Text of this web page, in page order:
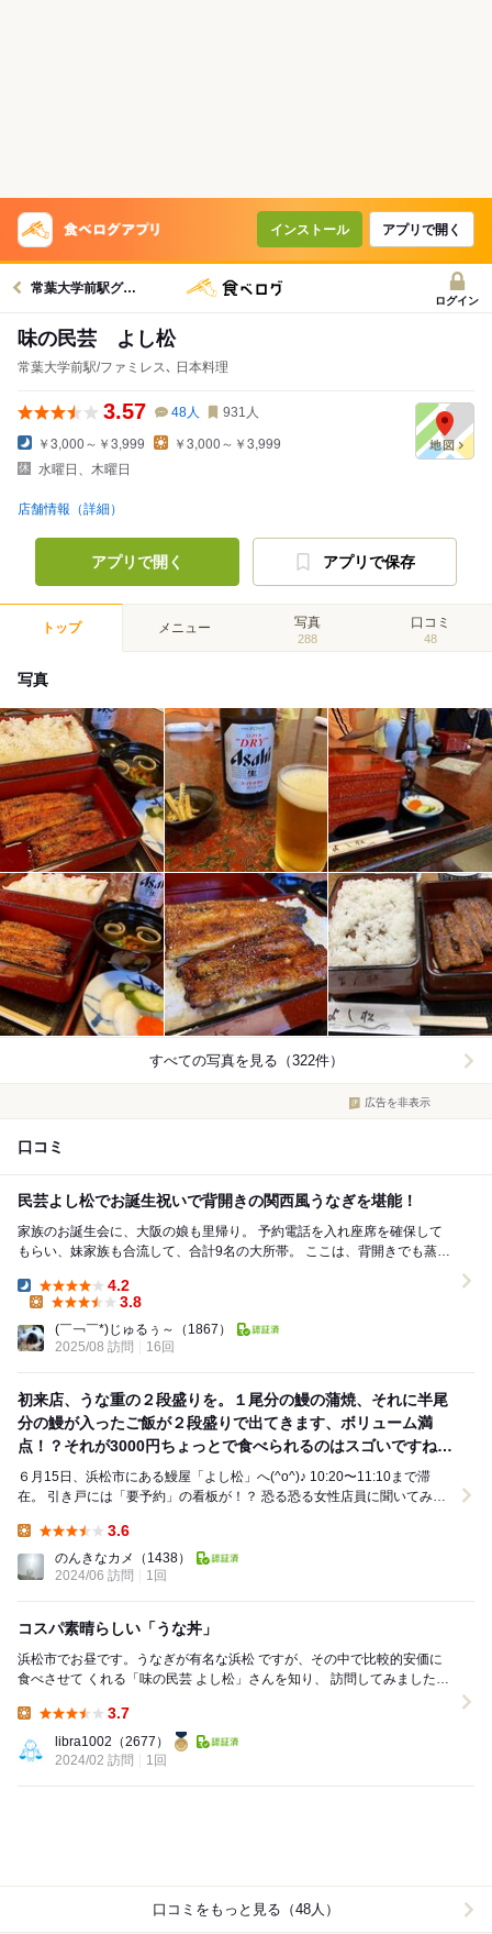
インストール アプリで開く
常葉大学前駅グルメへ
ログイン
味の民芸 よし松
常葉大学前駅/ファミレス､ 日本料理
3.57 48人 931 人
￥3,000～￥3,999
￥3,000～￥3,999
水曜日、木曜日
店舗情報（詳細）
アプリで開く アプリで保存
トップ メニュー 写真
288
口コミ
48
写真
すべての写真を見る（322件）
広告を非表示
口コミ
民芸よし松でお誕生祝いで背開きの関西風うなぎを堪能！
家族のお誕生会に、大阪の娘も里帰り。 予約電話を入れ座席を確保して
もらい、妹家族も合流して、合計9名の大所帯。 ここは、背開きでも蒸さ
Dinner:
4.2
3.8
(￣￢￣*)じゅるぅ～
（1867）
2025/08 訪問
16回
初来店、うな重の２段盛りを。１尾分の鰻の蒲焼、それに半尾
分の鰻が入ったご飯が２段盛りで出てきます、ボリューム満
点！？それが3000円ちょっとで食べられるのはスゴいですね〜
(≧∇≦)b
６月15日、浜松市にある鰻屋「よし松」へ(^o^)♪ 10:20〜11:10まで滞
在。 引き戸には「要予約」の看板が！？ 恐る恐る女性店員に聞いてみた
3.6
のんきなカメ
（1438）
2024/06 訪問
1回
コスパ素晴らしい「うな丼」
浜松市でお昼です。うなぎが有名な浜松 ですが、その中で比較的安価に
食べさせて くれる「味の民芸 よし松」さんを知り、 訪問してみました。
3.7
libra1002 （2677）
2024/02 訪問
1回
口コミをもっと見る（48人）